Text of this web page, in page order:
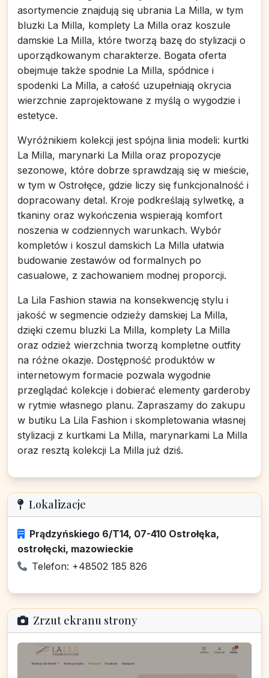
asortymencie znajdują się ubrania La Milla, w tym
bluzki La Milla, komplety La Milla oraz koszule
damskie La Milla, które tworzą bazę do stylizacji o
uporządkowanym charakterze. Bogata oferta
obejmuje także spodnie La Milla, spódnice i
spodenki La Milla, a całość uzupełniają okrycia
wierzchnie zaprojektowane z myślą o wygodzie i
estetyce.
Wyróżnikiem kolekcji jest spójna linia modeli: kurtki
La Milla, marynarki La Milla oraz propozycje
sezonowe, które dobrze sprawdzają się w mieście,
w tym w Ostrołęce, gdzie liczy się funkcjonalność i
dopracowany detal. Kroje podkreślają sylwetkę, a
tkaniny oraz wykończenia wspierają komfort
noszenia w codziennych warunkach. Wybór
kompletów i koszul damskich La Milla ułatwia
budowanie zestawów od formalnych po
casualowe, z zachowaniem modnej proporcji.
La Lila Fashion stawia na konsekwencję stylu i
jakość w segmencie odzieży damskiej La Milla,
dzięki czemu bluzki La Milla, komplety La Milla
oraz odzież wierzchnia tworzą kompletne outfity
na różne okazje. Dostępność produktów w
internetowym formacie pozwala wygodnie
przeglądać kolekcje i dobierać elementy garderoby
w rytmie własnego planu. Zapraszamy do zakupu
w butiku La Lila Fashion i skompletowania własnej
stylizacji z kurtkami La Milla, marynarkami La Milla
oraz resztą kolekcji La Milla już dziś.
Lokalizacje
Prądzyńskiego 6/T14, 07-410 Ostrołęka,
ostrołęcki, mazowieckie
Telefon: +48502 185 826
Zrzut ekranu strony